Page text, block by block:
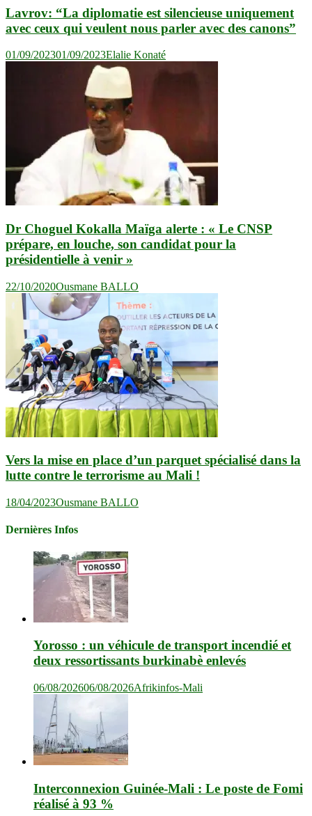
Lavrov: “La diplomatie est silencieuse uniquement
avec ceux qui veulent nous parler avec des canons”
01/09/202301/09/2023Elalie Konaté
Dr Choguel Kokalla Maïga alerte : « Le CNSP
prépare, en louche, son candidat pour la
présidentielle à venir »
22/10/2020Ousmane BALLO
Vers la mise en place d’un parquet spécialisé dans la
lutte contre le terrorisme au Mali !
18/04/2023Ousmane BALLO
Dernières Infos
Yorosso : un véhicule de transport incendié et
deux ressortissants burkinabè enlevés
06/08/202606/08/2026Afrikinfos-Mali
Interconnexion Guinée-Mali : Le poste de Fomi
réalisé à 93 %